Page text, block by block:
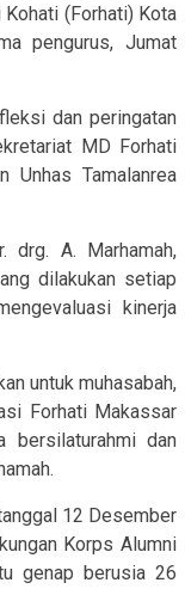
(Forhati) Kota
pengurus, Jumat
dan peringatan
MD Forhati
Unhas Tamalanrea
drg. A. Marhamah,
dilakukan setiap
kinerja
untuk muhasabah,
Forhati Makassar
bersilaturahmi dan
12 Desember
Korps Alumni
genap berusia 26